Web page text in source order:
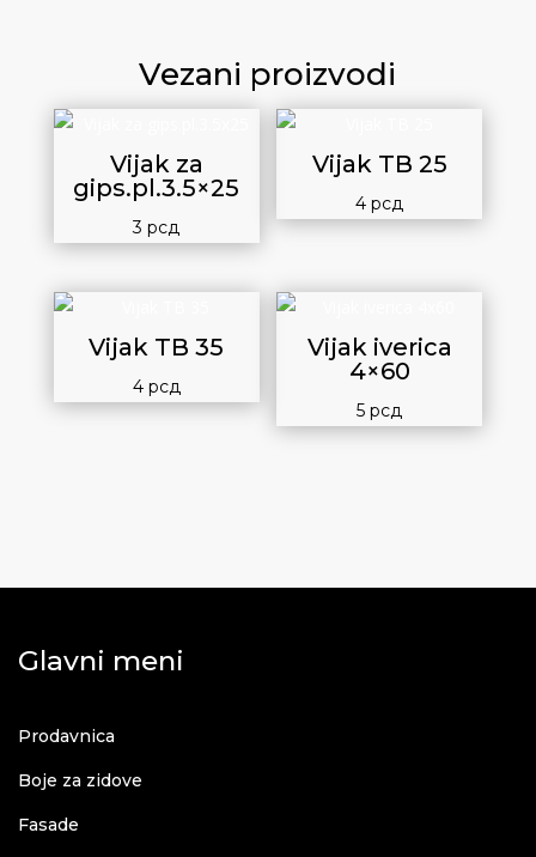
Vezani proizvodi
Vijak za
gips.pl.3.5×25
3рсд
Vijak TB 25
4рсд
Vijak TB 35
4 рсд
Vijak iverica
4×60
5рсд
Glavni meni
Prodavnica
Boje za zidove
Fasade